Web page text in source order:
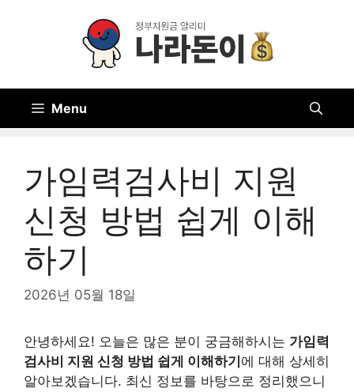
Menu
가임력검사비 지원
신청 방법 쉽게 이해
하기
2026년 05월 18일
안녕하세요! 오늘은 많은 분이 궁금해하시는 가임력
검사비 지원 신청 방법 쉽게 이해하기 에 대해 상세히
알아보겠습니다. 최신 정보를 바탕으로 정리했으니